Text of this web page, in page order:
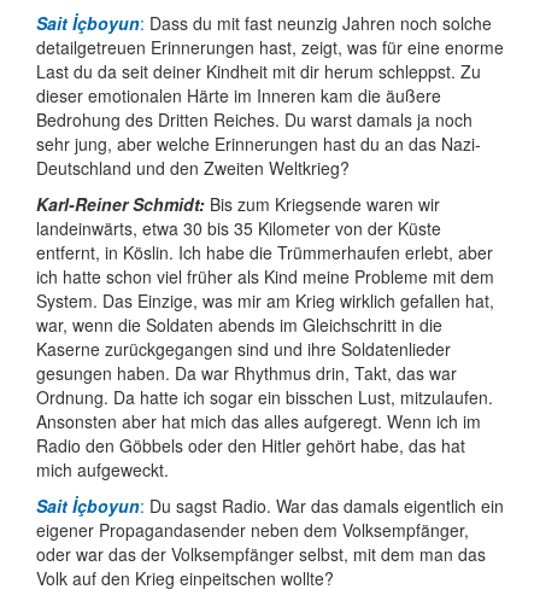
Sait İçboyun: Dass du mit fast neunzig Jahren noch solche
detailgetreuen Erinnerungen hast, zeigt, was für eine enorme
Last du da seit deiner Kindheit mit dir herum schleppst. Zu
dieser emotionalen Härte im Inneren kam die äußere
Bedrohung des Dritten Reiches. Du warst damals ja noch
sehr jung, aber welche Erinnerungen hast du an das Nazi-
Deutschland und den Zweiten Weltkrieg?
Karl-Reiner Schmidt: Bis zum Kriegsende waren wir
landeinwärts, etwa 30 bis 35 Kilometer von der Küste
entfernt, in Köslin. Ich habe die Trümmer­haufen erlebt, aber
ich hatte schon viel früher als Kind meine Probleme mit dem
System. Das Einzige, was mir am Krieg wirklich gefallen hat,
war, wenn die Soldaten abends im Gleich­schritt in die
Kaserne zurück­gegangen sind und ihre Soldaten­lieder
gesungen haben. Da war Rhythmus drin, Takt, das war
Ordnung. Da hatte ich sogar ein bisschen Lust, mitzulaufen.
Ansonsten aber hat mich das alles aufgeregt. Wenn ich im
Radio den Göbbels oder den Hitler gehört habe, das hat
mich aufgeweckt.
Sait İçboyun: Du sagst Radio. War das damals eigentlich ein
eigener Propa­ganda­sender neben dem Volks­empfänger,
oder war das der Volks­empfänger selbst, mit dem man das
Volk auf den Krieg einpeitschen wollte?